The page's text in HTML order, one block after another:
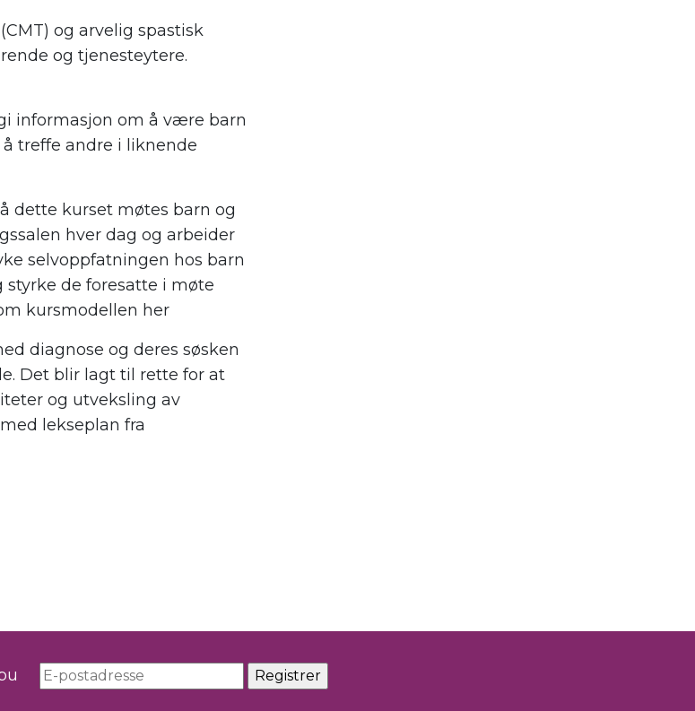
og arvelig spastisk
og tjenesteytere.
informasjon om å være barn
treffe andre i liknende
dette kurset møtes barn og
hver dag og arbeider
selvoppfatningen hos barn
de foresatte i møte
kursmodellen her
diagnose og deres søsken
Det blir lagt til rette for at
og utveksling av
lekseplan fra